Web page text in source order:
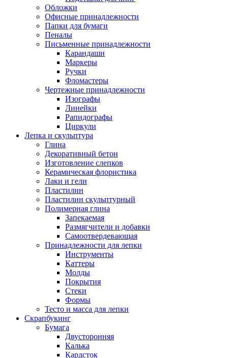
Обложки
Офисные принадлежности
Папки для бумаги
Пеналы
Письменные принадлежности
Карандаши
Маркеры
Ручки
Фломастеры
Чертежные принадлежности
Изографы
Линейки
Рапидографы
Циркули
Лепка и скульптура
Глина
Декоративный бетон
Изготовление слепков
Керамическая флористика
Лаки и гели
Пластилин
Пластилин скульптурный
Полимерная глина
Запекаемая
Размягчители и добавки
Самоотвердевающая
Принадлежности для лепки
Инструменты
Каттеры
Молды
Покрытия
Стеки
Формы
Тесто и масса для лепки
Скрапбукинг
Бумага
Двусторонняя
Калька
Кардсток